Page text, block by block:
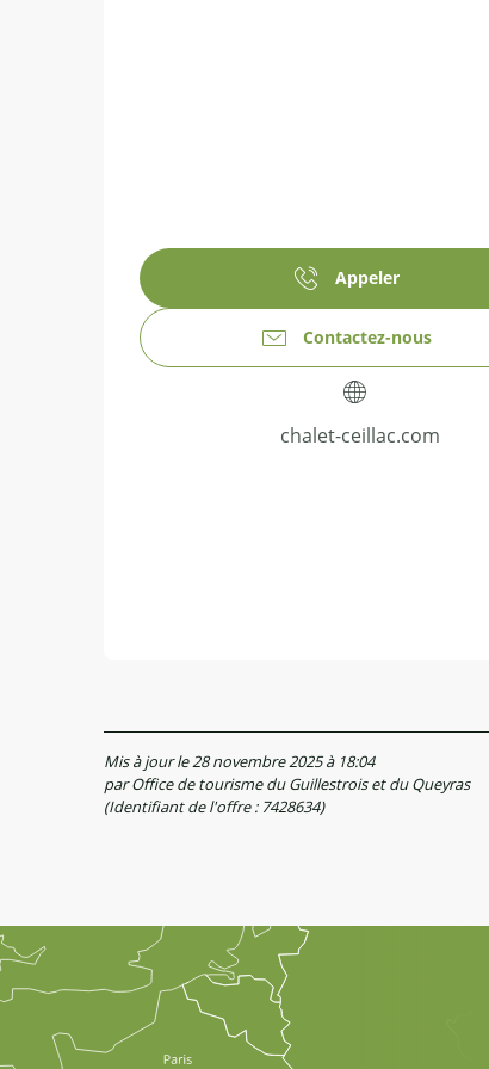
Appeler
Contactez-nous
chalet-ceillac.com
Mis à jour le 28 novembre 2025 à 18:04
par Office de tourisme du Guillestrois et du Queyras
(Identifiant de l'offre : 7428634)